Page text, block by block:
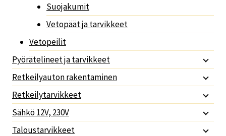
Suojakumit
Vetopäät ja tarvikkeet
Vetopeilit
Pyörätelineet ja tarvikkeet
Retkeilyauton rakentaminen
Retkeilytarvikkeet
Sähkö 12V, 230V
Taloustarvikkeet